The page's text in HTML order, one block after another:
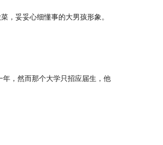
妥妥心细懂事的大男孩形象。
，然而那个大学只招应届生，他